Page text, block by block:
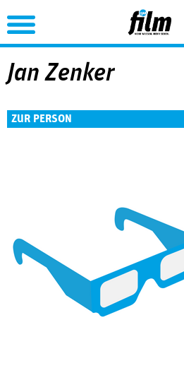
Jump to
Jan Zenker
ZUR PERSON